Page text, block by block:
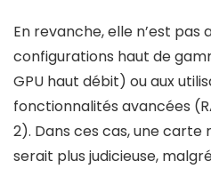
En revanche, elle n’est pas
configurations haut de
GPU haut débit) ou aux
fonctionnalités avancées
2). Dans ces cas, une carte
serait plus judicieuse,